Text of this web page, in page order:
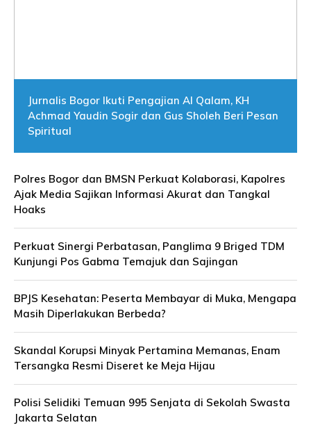
Jurnalis Bogor Ikuti Pengajian Al Qalam, KH
Achmad Yaudin Sogir dan Gus Sholeh Beri Pesan
Spiritual
Polres Bogor dan BMSN Perkuat Kolaborasi, Kapolres
Ajak Media Sajikan Informasi Akurat dan Tangkal
Hoaks
Perkuat Sinergi Perbatasan, Panglima 9 Briged TDM
Kunjungi Pos Gabma Temajuk dan Sajingan
BPJS Kesehatan: Peserta Membayar di Muka, Mengapa
Masih Diperlakukan Berbeda?
Skandal Korupsi Minyak Pertamina Memanas, Enam
Tersangka Resmi Diseret ke Meja Hijau
Polisi Selidiki Temuan 995 Senjata di Sekolah Swasta
Jakarta Selatan